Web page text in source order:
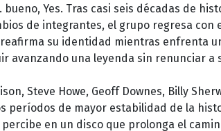
Yes. Tras casi seis décadas de
de integrantes, el grupo regresa con
su identidad mientras enfrenta
avanzando una leyenda sin renunciar a
Steve Howe, Geoff Downes, Billy
períodos de mayor estabilidad de la
en un disco que prolonga el